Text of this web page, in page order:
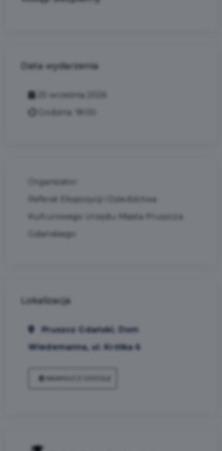
Data wydarzenia
25 września 2026
Godzina: 18:00
Organizator:
Referat Ekspozycji i Dziedzictwa
Kulturowego Urzędu Miasta Pruszcza
Gdańskiego
Lokalizacja
Pruszcz Gdański, Dom
Wiedemanna, ul. Krótka 6
NAWIGUJ Z GOOGLE